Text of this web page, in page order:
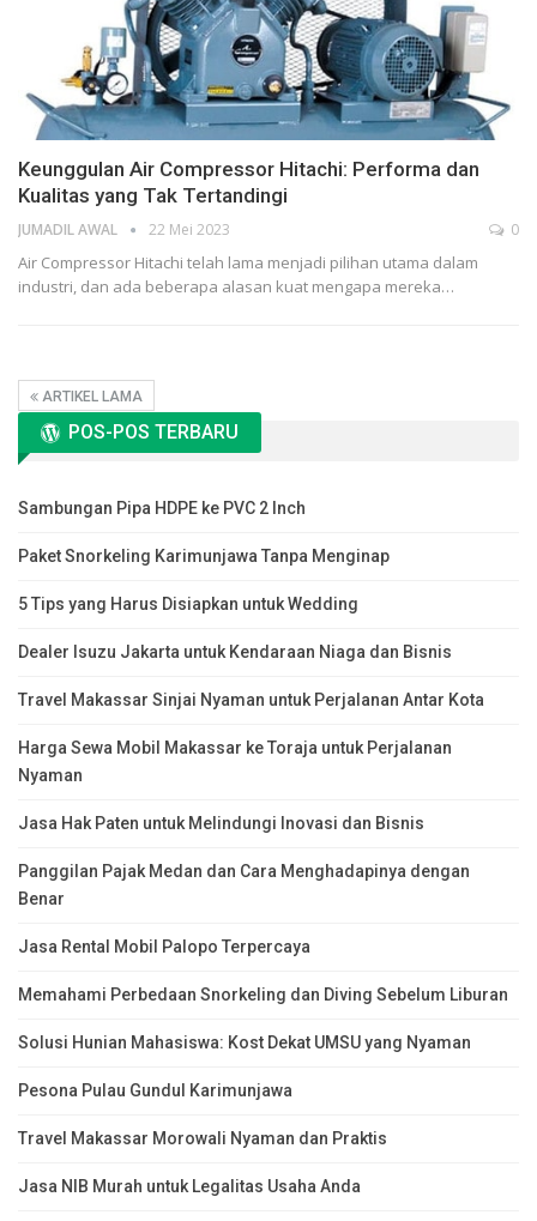
Keunggulan Air Compressor Hitachi: Performa dan
Kualitas yang Tak Tertandingi
JUMADIL AWAL 22 Mei 2023 0
Air Compressor Hitachi telah lama menjadi pilihan utama dalam
industri, dan ada beberapa alasan kuat mengapa mereka…
ARTIKEL LAMA
POS-POS TERBARU
Sambungan Pipa HDPE ke PVC 2 Inch
Paket Snorkeling Karimunjawa Tanpa Menginap
5 Tips yang Harus Disiapkan untuk Wedding
Dealer Isuzu Jakarta untuk Kendaraan Niaga dan Bisnis
Travel Makassar Sinjai Nyaman untuk Perjalanan Antar Kota
Harga Sewa Mobil Makassar ke Toraja untuk Perjalanan
Nyaman
Jasa Hak Paten untuk Melindungi Inovasi dan Bisnis
Panggilan Pajak Medan dan Cara Menghadapinya dengan
Benar
Jasa Rental Mobil Palopo Terpercaya
Memahami Perbedaan Snorkeling dan Diving Sebelum Liburan
Solusi Hunian Mahasiswa: Kost Dekat UMSU yang Nyaman
Pesona Pulau Gundul Karimunjawa
Travel Makassar Morowali Nyaman dan Praktis
Jasa NIB Murah untuk Legalitas Usaha Anda